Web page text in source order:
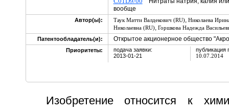
вообще
Автор(ы): Таук Матти Валдекович (RU), Николаева
Николаевна (RU), Горшкова Надежда
Патентообладатель(и):
Открытое акционерное общество
Приоритеты:
подача заявки:
2013-01-21
публикация
10.07.2014
Изобретение относится к